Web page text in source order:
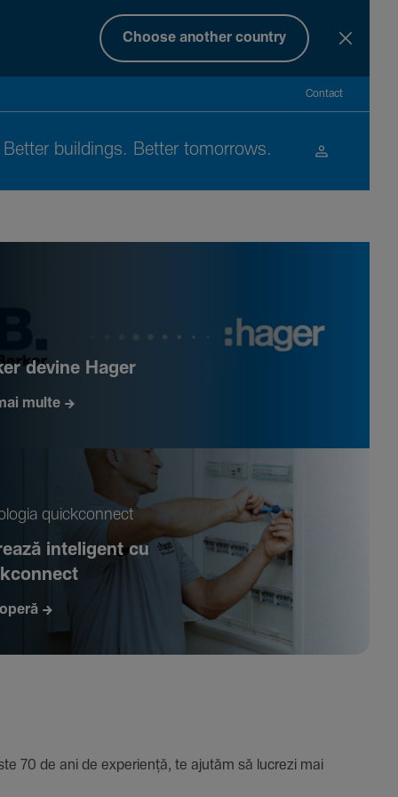
Choose another country
Contact
Better buil­dings. Better tomor­rows.
devine Hager
multe
quickconnect
inte­li­gent cu
de ani de expe­riență, te ajutăm să lucrezi mai